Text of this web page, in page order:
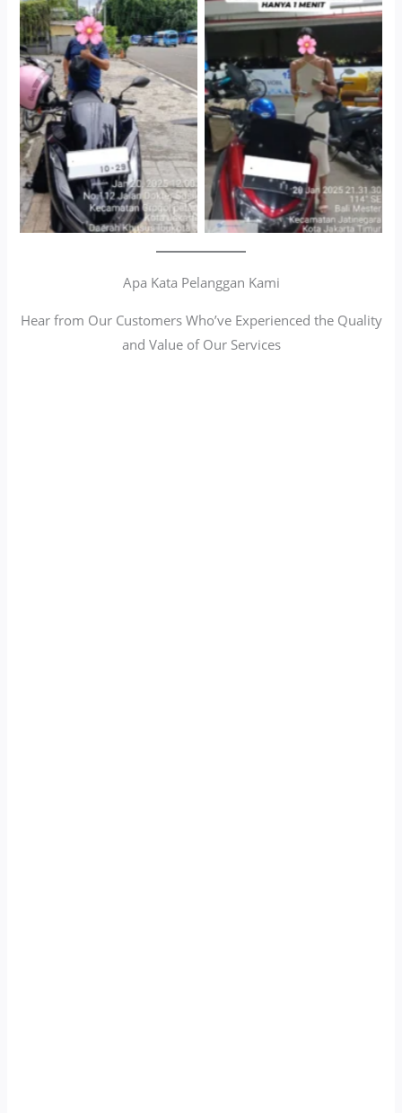
Antar Jemput Kendaraan
Cityplaza Jatinegara
Gedung Parkir P6A
Apa Kata Pelanggan Kami
Hear from Our Customers Who’ve Experienced the Quality
and Value of Our Services